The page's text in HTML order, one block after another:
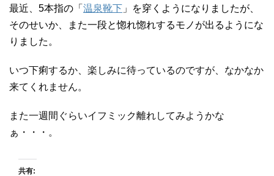
最近、 5本指の「 温泉靴下 」を穿くようになりましたが、
そのせいか、また一段と惚れ惚れするモノが出るようにな
りました。
いつ下痢するか、楽しみに待っているのですが、なかなか
来てくれません。
また一週間ぐらいイフミック離れしてみようかな
ぁ・・・。
共有: